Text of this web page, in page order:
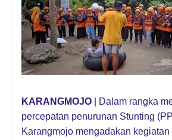
KARANGMOJO
| Dalam rangka
percepatan penurunan Stunting
Karangmojo mengadakan